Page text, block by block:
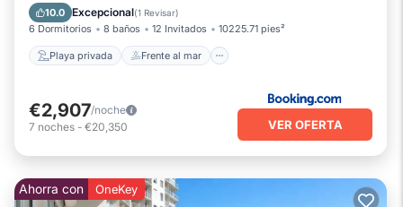
10.0 Excepcional(1 Revisar)
6 Dormitorios 8 baños 12 Invitados 10225.71 pies²
Playa privada Frente al mar
Bañera de hidromasaje
€2,907/noche
7 noches - €20,350 VER OFERTA
Ahorra con OneKey